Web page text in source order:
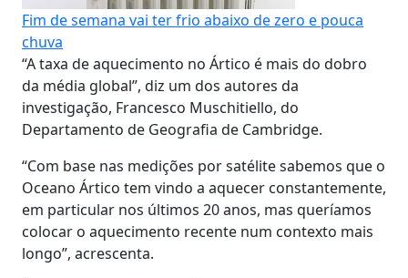
Fim de semana vai ter frio abaixo de zero e pouca
chuva
“A taxa de aquecimento no Ártico é mais do dobro
da média global”, diz um dos autores da
investigação, Francesco Muschitiello, do
Departamento de Geografia de Cambridge.
“Com base nas medições por satélite sabemos que o
Oceano Ártico tem vindo a aquecer constantemente,
em particular nos últimos 20 anos, mas queríamos
colocar o aquecimento recente num contexto mais
longo”, acrescenta.